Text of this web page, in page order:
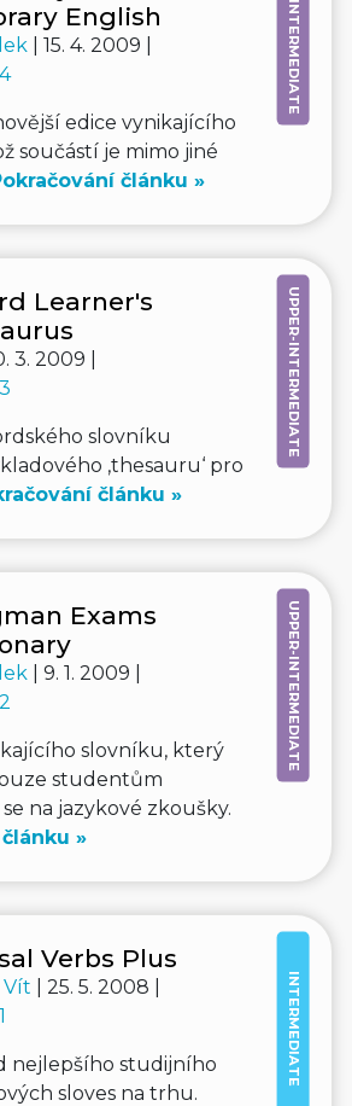
English
| 15. 4. 2009 |
edice vynikajícího
součástí je mimo jiné
článku »
UPPER-INTERMEDIATE
Learner's
3. 2009 |
slovníku
‚thesauru‘ pro
článku »
UPPER-INTERMEDIATE
Exams
| 9. 1. 2009 |
slovníku, který
studentům
na jazykové zkoušky.
»
INTERMEDIATE
Verbs Plus
Vít
| 25. 5. 2008 |
nejlepšího studijního
sloves na trhu.